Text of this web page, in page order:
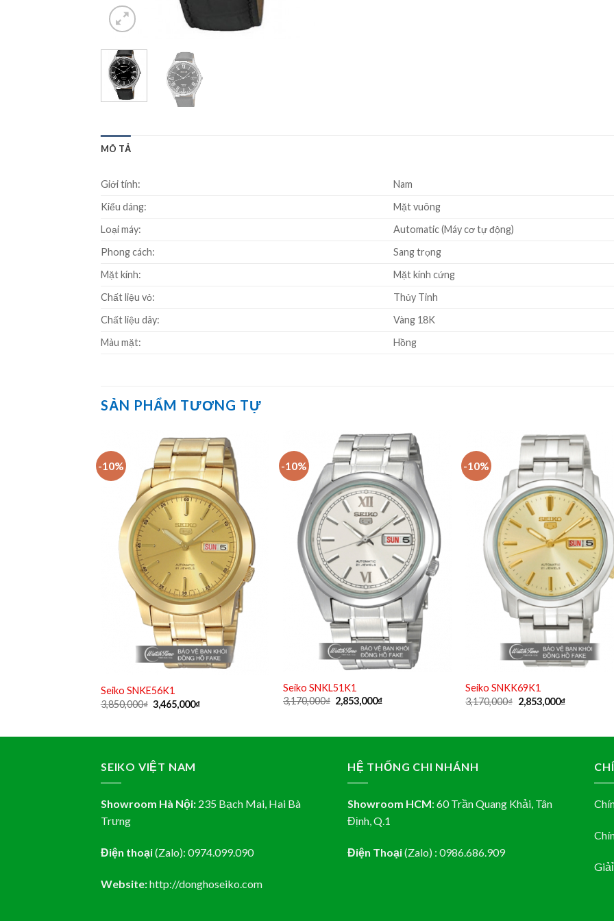
MÔ TẢ
Giới tính:
Nam
Kiểu dáng:
Mặt vuông
Loại máy:
Automatic (Máy cơ tự động)
Phong cách:
Sang trọng
Mặt kính:
Mặt kính cứng
Chất liệu vỏ:
Thủy Tinh
Chất liệu dây:
Vàng 18K
Màu mặt:
Hồng
SẢN PHẨM TƯƠNG TỰ
-10%
Seiko SNKE56K1
3,850,000₫ Original
price
3,465,000₫Current
-10%
Seiko SNKL51K1
3,170,000₫ Original
price
2,853,000₫Current
-10%
Seiko SNKK69K1
3,170,000₫ Original
price
2,853,000₫Current
SEIKO VIỆT NAM
Showroom Hà Nội: 235 Bạch Mai, Hai Bà
Trưng
Điện thoại(Zalo): 0974.099.090
Website:http://donghoseiko.com
HỆ THỐNG CHI NHÁNH
Showroom HCM: 60 Trần Quang Khải, Tân
Định, Q.1
Điện Thoại(Zalo) : 0986.686.909